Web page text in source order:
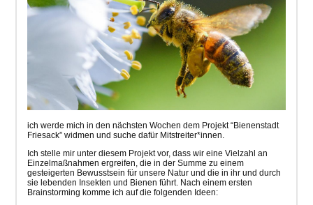
ich werde mich in den nächsten Wochen dem Projekt “Bienenstadt
Friesack” widmen und suche dafür Mitstreiter*innen.
Ich stelle mir unter diesem Projekt vor, dass wir eine Vielzahl an
Einzelmaßnahmen ergreifen, die in der Summe zu einem
gesteigerten Bewusstsein für unsere Natur und die in ihr und durch
sie lebenden Insekten und Bienen führt. Nach einem ersten
Brainstorming komme ich auf die folgenden Ideen: